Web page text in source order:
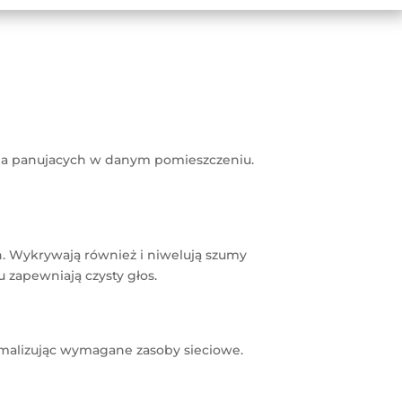
panujacych w danym pomieszczeniu.
Wykrywają również i niwelują szumy
czysty głos.
wymagane zasoby sieciowe.